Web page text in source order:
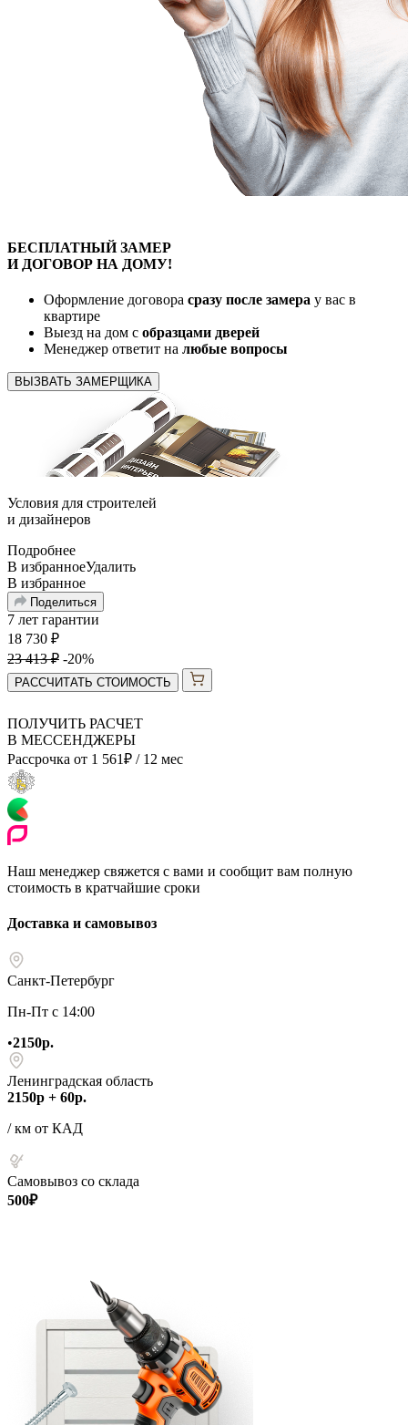
БЕСПЛАТНЫЙЗАМЕР
И ДОГОВОР НА ДОМУ!
Оформление договора сразу после замера у вас в
квартире
Выезд на дом с образцами дверей
Менеджер ответит на любые вопросы
ВЫЗВАТЬ ЗАМЕРЩИКА
Условия для строителей
и дизайнеров
Подробнее
В избранноеУдалить
В избранное
Поделиться
7 лет гарантии
18 730 ₽
23 413₽ -20%
РАССЧИТАТЬ СТОИМОСТЬ
ПОЛУЧИТЬ РАСЧЕТ
В МЕССЕНДЖЕРЫ
Рассрочка от 1 561₽ / 12 мес
Наш менеджер свяжется с вами и сообщит вам полную
стоимость в кратчайшие сроки
Доставка и самовывоз
Санкт-Петербург
Пн-Пт с 14:00
•2150р.
Ленинградская область
2150р + 60р.
/ км от КАД
Самовывоз со склада
500₽